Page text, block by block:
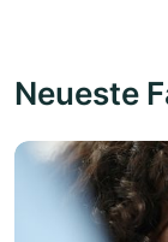
Neueste